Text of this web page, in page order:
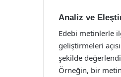
Analiz ve
Edebi metinlerle
geliştirmeleri
şekilde
Örneğin, bir